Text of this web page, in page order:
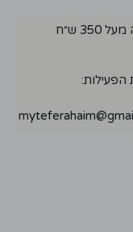
ש״ח
הפעילות: